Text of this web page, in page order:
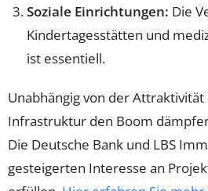
Soziale Einrichtungen: Die
Kindertagesstätten und
ist essentiell.
Unabhängig von der
Infrastruktur den Boom
Die Deutsche Bank und LBS
gesteigerten Interesse an